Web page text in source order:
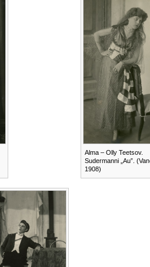
Alma – Olly Teetsov.
Sudermanni „Au”.
1908)